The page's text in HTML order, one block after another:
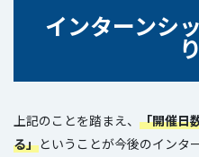
インターンシ
上記のことを踏まえ、 「開催日
る」ということが今後のインタ